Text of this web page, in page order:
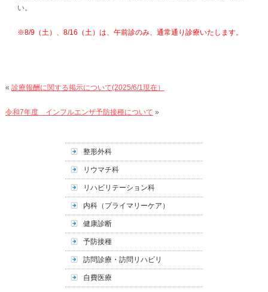
い。
※8/9（土）、8/16（土）は、午前診のみ、通常通り診療いたします。
« 診療報酬に関する掲示について(2025/6/1現在）
令和7年度 インフルエンザ予防接種について »
整形外科
リウマチ科
リハビリテーション科
内科（プライマリーケア）
健康診断
予防接種
訪問診療・訪問リハビリ
自費医療